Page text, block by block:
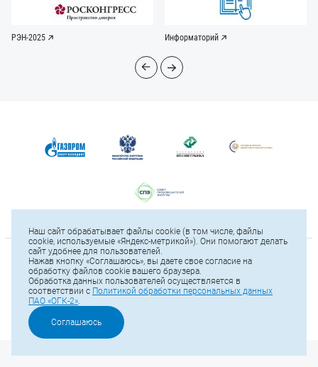
РЭН-2025 Информаторий
© 2025 ПАО «ОГК-2»
Тел.: +7 (812) 646-13-64
Е-mail:office@ogk2.ru
Политика обработки персональных данных ПАО «ОГК-2»
Карта сайта
Наш сайт обрабатывает файлы cookie (в том числе, файлы
cookie, используемые «Яндекс-метрикой»). Они помогают делать
сайт удобнее для пользователей.
Нажав кнопку «Соглашаюсь», вы даете свое согласие на
обработку файлов cookie вашего браузера.
Обработка данных пользователей осуществляется в
соответствии с Политикой обработки персональных данных
ПАО «ОГК-2».
Соглашаюсь